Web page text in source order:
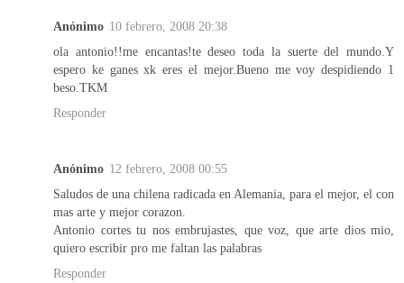
Anónimo 10 febrero, 2008 20:38
ola antonio!!me encantas!te deseo toda la suerte del mundo.Y
espero ke ganes xk eres el mejor.Bueno me voy despidiendo 1
beso.TKM
Responder
Anónimo 12 febrero, 2008 00:55
Saludos de una chilena radicada en Alemania, para el mejor, el con
mas arte y mejor corazon.
Antonio cortes tu nos embrujastes, que voz, que arte dios mio,
quiero escribir pro me faltan las palabras
Responder